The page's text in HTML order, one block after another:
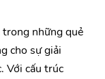
những quẻ
cho sự giải
Với cấu trúc